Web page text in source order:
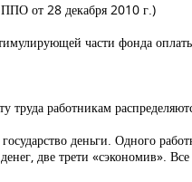
от 28 декабря 2010 г.)
части фонда
работникам
деньги. Одного
две трети «сэкономив».